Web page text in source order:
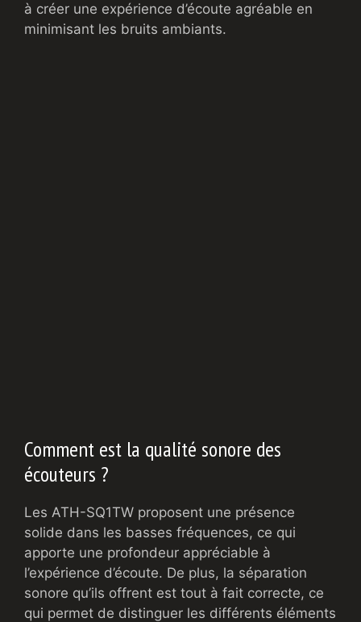
à créer une expérience d’écoute agréable en
minimisant les bruits ambiants.
Comment est la qualité sonore des
écouteurs ?
Les ATH-SQ1TW proposent une présence
solide dans les basses fréquences, ce qui
apporte une profondeur appréciable à
l’expérience d’écoute. De plus, la séparation
sonore qu’ils offrent est tout à fait correcte, ce
qui permet de distinguer les différents éléments